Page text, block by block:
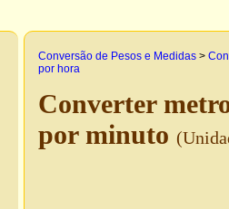
Conversão de Pesos e Medidas >
por hora
Converter
por minuto